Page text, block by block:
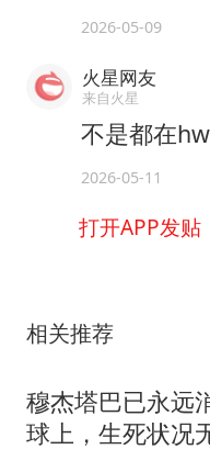
2026-05-09
火星网友
来自火星
不是都在
2026-05-11
打开APP发贴
相关推荐
穆杰塔巴已永远
球上，生死状况